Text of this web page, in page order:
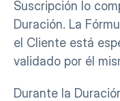
Suscripción lo
Duración. La
el Cliente está
validado por él
Durante la